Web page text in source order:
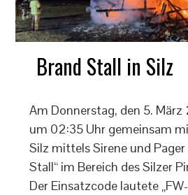
Brand Stall in Silz
Am Donnerstag, den 5.
um 02:35 Uhr gemeinsam
Silz mittels Sirene und Pager
Stall“ im Bereich des Silzer
Der Einsatzcode lautete